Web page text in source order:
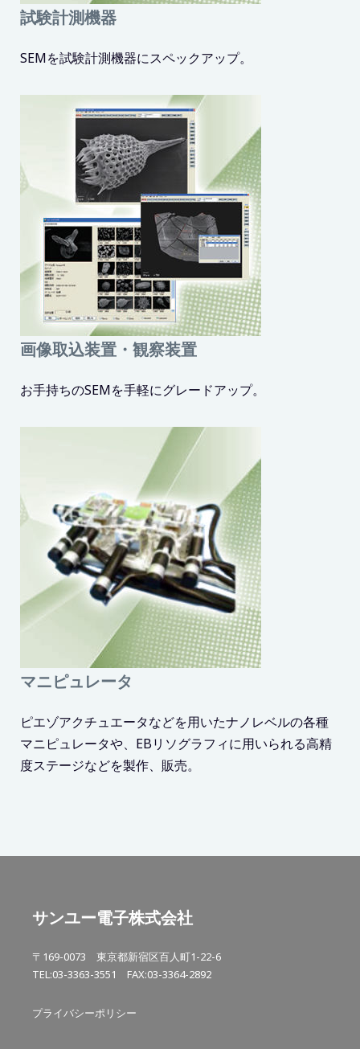
試験計測機器
SEMを試験計測機器にスペックアップ。
画像取込装置・観察装置
お手持ちのSEMを手軽にグレードアップ。
マニピュレータ
ピエゾアクチュエータなどを用いたナノレベルの各種
マニピュレータや、EBリソグラフィに用いられる高精
度ステージなどを製作、販売。
サンユー電子株式会社
〒169-0073 東京都新宿区百人町1-22-6
TEL:03-3363-3551 FAX:03-3364-2892
プライバシーポリシー